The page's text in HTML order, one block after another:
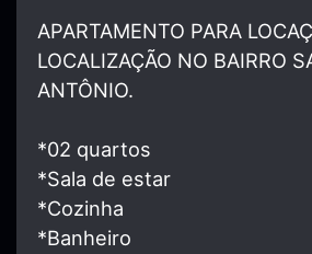
APARTAMENTO PARA
LOCALIZAÇÃO NO BAIRRO
ANTÔNIO.
*02 quartos
*Sala de estar
*Cozinha
*Banheiro